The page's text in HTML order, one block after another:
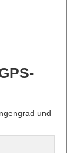
und